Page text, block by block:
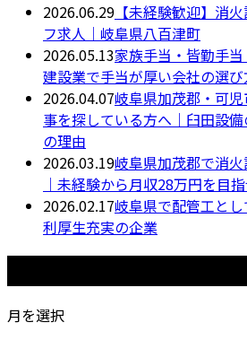
2026.06.29 【未経験歓迎】消
フ求人｜岐阜県八百津町
2026.05.13家族手当・皆勤手
建設業で手当が厚い会社の選
2026.04.07岐阜県加茂郡・可
事を探している方へ｜臼田設
の理由
2026.03.19岐阜県加茂郡で消
｜未経験から月収28万円を目
2026.02.17岐阜県で配管工と
利厚生充実の企業
月を選択